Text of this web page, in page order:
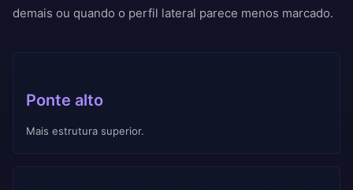
demais ou quando o perfil lateral parece menos marcado.
Ponte alto
Mais estrutura superior.